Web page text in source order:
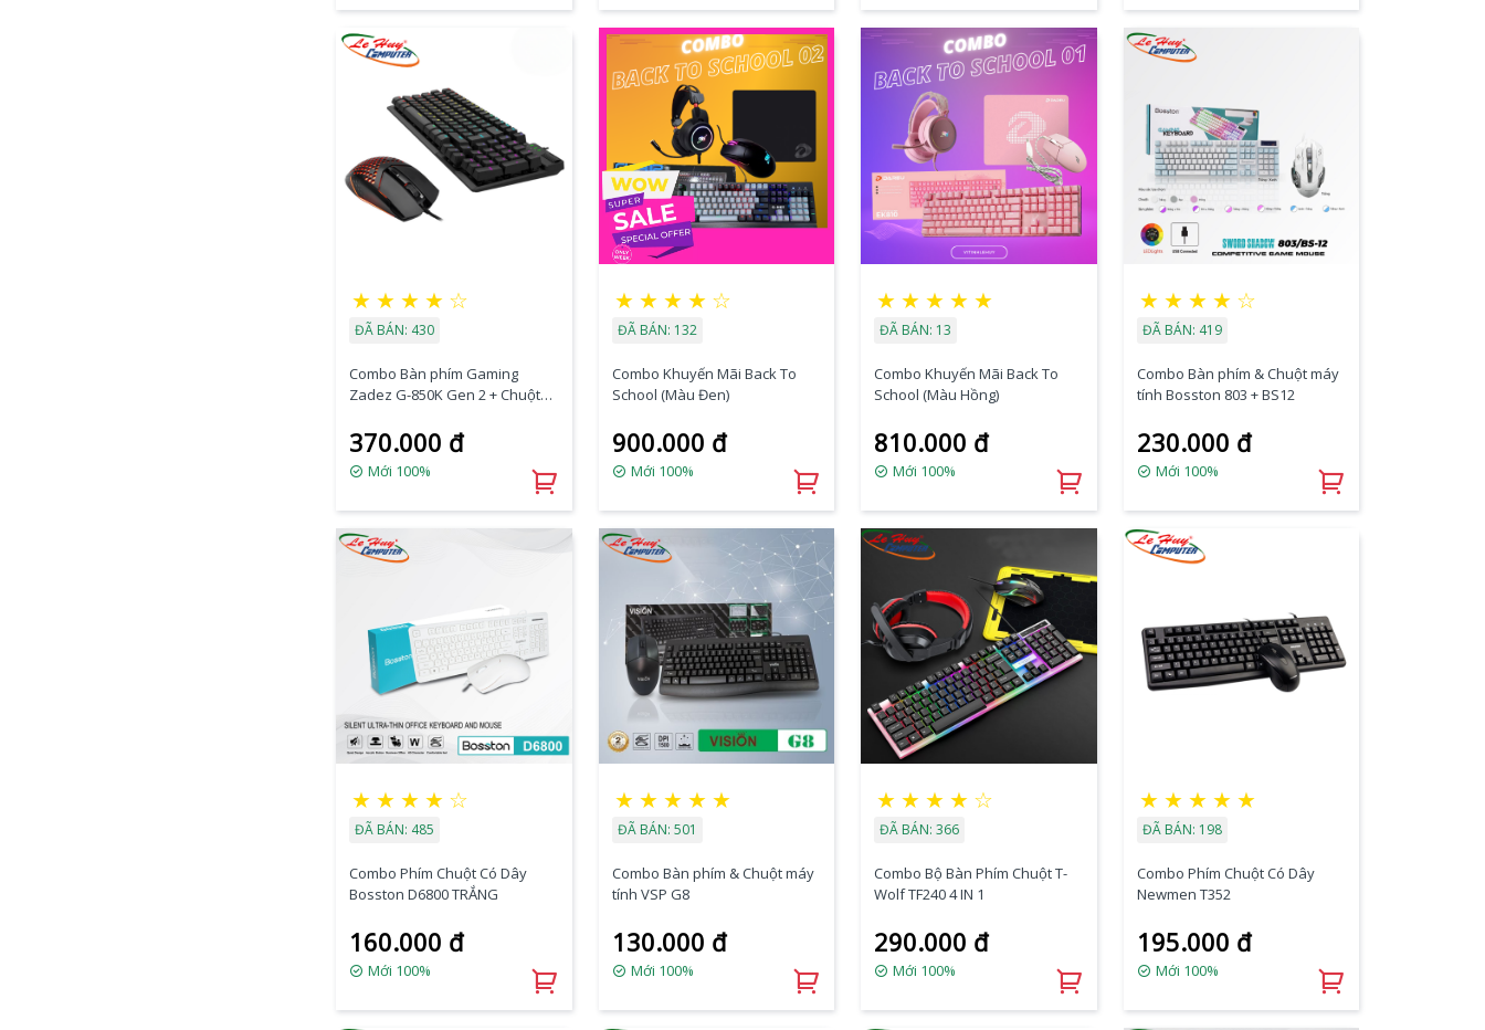
★ ★ ★ ★ ☆
ĐÃ BÁN: 430
Combo Bàn phím Gaming
Zadez G-850K Gen 2 + Chuột
370.000 đ
Mới 100%
★ ★ ★ ★ ☆
ĐÃ BÁN: 132
Combo Khuyến Mãi Back To
School (Màu Đen)
900.000 đ
Mới 100%
★ ★ ★ ★ ★
ĐÃ BÁN: 13
Combo Khuyến Mãi Back To
School (Màu Hồng)
810.000 đ
Mới 100%
★ ★ ★ ★ ☆
ĐÃ BÁN: 419
Combo Bàn phím & Chuột máy
tính Bosston 803 + BS12
230.000 đ
Mới 100%
★ ★ ★ ★ ☆
ĐÃ BÁN: 485
Combo Phím Chuột Có Dây
Bosston D6800 TRẮNG
160.000 đ
Mới 100%
★ ★ ★ ★ ★
ĐÃ BÁN: 501
Combo Bàn phím & Chuột máy
tính VSP G8
130.000 đ
Mới 100%
★ ★ ★ ★ ☆
ĐÃ BÁN: 366
Combo Bộ Bàn Phím Chuột T-
Wolf TF240 4 IN 1
290.000 đ
Mới 100%
★ ★ ★ ★ ★
ĐÃ BÁN: 198
Combo Phím Chuột Có Dây
Newmen T352
195.000 đ
Mới 100%